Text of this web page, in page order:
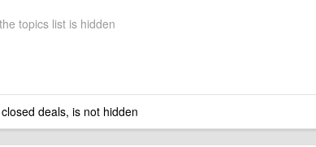
topics list is hidden
deals, is not hidden